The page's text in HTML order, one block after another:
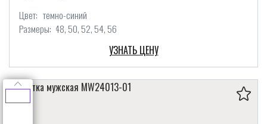
Цвет: темно-синий
Размеры: 48 50 52 54 56
УЗНАТЬ ЦЕНУ